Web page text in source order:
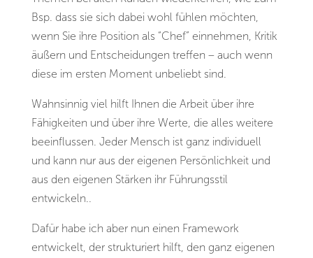
Bsp. dass sie sich dabei wohl fühlen möchten,
wenn Sie ihre Position als “Chef” einnehmen, Kritik
äußern und Entscheidungen treffen – auch wenn
diese im ersten Moment unbeliebt sind.
Wahnsinnig viel hilft Ihnen die Arbeit über ihre
Fähigkeiten und über ihre Werte, die alles weitere
beeinflussen. Jeder Mensch ist ganz individuell
und kann nur aus der eigenen Persönlichkeit und
aus den eigenen Stärken ihr Führungsstil
entwickeln..
Dafür habe ich aber nun einen Framework
entwickelt, der strukturiert hilft, den ganz eigenen